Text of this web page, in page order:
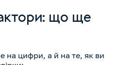
що ще
на цифри, а й на те, як ви